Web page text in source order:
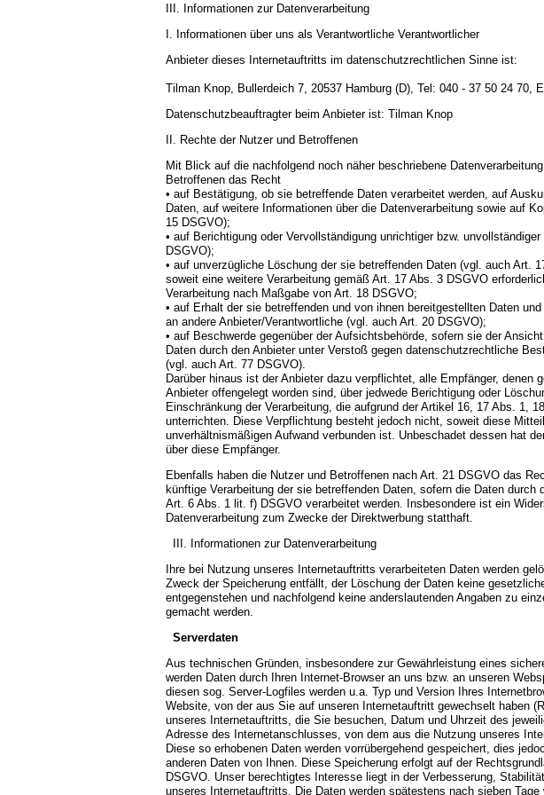
III. Informationen zur Datenverarbeitung
I. Informationen über uns als Verantwortliche Verantwortlicher
Anbieter dieses Internetauftritts im datenschutzrechtlichen Sinne ist:
Tilman Knop, Bullerdeich 7, 20537 Hamburg (D), Tel: 040 - 37 50 24 70,
Datenschutzbeauftragter beim Anbieter ist: Tilman Knop
II. Rechte der Nutzer und Betroffenen
Mit Blick auf die nachfolgend noch näher beschriebene
Betroffenen das Recht
• auf Bestätigung, ob sie betreffende Daten verarbeitet werden, auf
Daten, auf weitere Informationen über die Datenverarbeitung sowie auf
15 DSGVO);
• auf Berichtigung oder Vervollständigung unrichtiger bzw.
DSGVO);
• auf unverzügliche Löschung der sie betreffenden Daten (vgl. auch Art.
soweit eine weitere Verarbeitung gemäß Art. 17 Abs. 3 DSGVO
Verarbeitung nach Maßgabe von Art. 18 DSGVO;
• auf Erhalt der sie betreffenden und von ihnen bereitgestellten Daten
an andere Anbieter/Verantwortliche (vgl. auch Art. 20 DSGVO);
• auf Beschwerde gegenüber der Aufsichtsbehörde, sofern sie der
Daten durch den Anbieter unter Verstoß gegen datenschutzrechtliche
(vgl. auch Art. 77 DSGVO).
Darüber hinaus ist der Anbieter dazu verpflichtet, alle Empfänger, denen
Anbieter offengelegt worden sind, über jedwede Berichtigung oder
Einschränkung der Verarbeitung, die aufgrund der Artikel 16, 17 Abs. 1,
unterrichten. Diese Verpflichtung besteht jedoch nicht, soweit diese
unverhältnismäßigen Aufwand verbunden ist. Unbeschadet dessen hat
über diese Empfänger.
Ebenfalls haben die Nutzer und Betroffenen nach Art. 21 DSGVO das
künftige Verarbeitung der sie betreffenden Daten, sofern die Daten durch
Art. 6 Abs. 1 lit. f) DSGVO verarbeitet werden. Insbesondere ist ein
Datenverarbeitung zum Zwecke der Direktwerbung statthaft.
III. Informationen zur Datenverarbeitung
Ihre bei Nutzung unseres Internetauftritts verarbeiteten Daten werden
Zweck der Speicherung entfällt, der Löschung der Daten keine
entgegenstehen und nachfolgend keine anderslautenden Angaben zu
gemacht werden.
Serverdaten
Aus technischen Gründen, insbesondere zur Gewährleistung eines
werden Daten durch Ihren Internet-Browser an uns bzw. an unseren
diesen sog. Server-Logfiles werden u.a. Typ und Version Ihres
Website, von der aus Sie auf unseren Internetauftritt gewechselt haben
unseres Internetauftritts, die Sie besuchen, Datum und Uhrzeit des
Adresse des Internetanschlusses, von dem aus die Nutzung unseres
Diese so erhobenen Daten werden vorrübergehend gespeichert, dies
anderen Daten von Ihnen. Diese Speicherung erfolgt auf der
DSGVO. Unser berechtigtes Interesse liegt in der Verbesserung,
unseres Internetauftritts. Die Daten werden spätestens nach sieben